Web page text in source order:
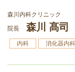
森川内科クリニック
院長
森川 髙司
内科 消化器内科